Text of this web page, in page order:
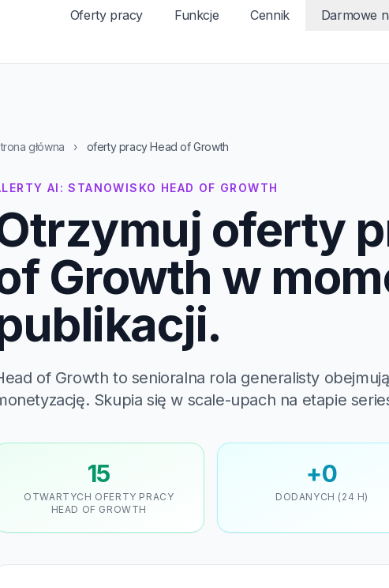
Oferty pracy Funkcje Cennik Darmowe
główna › oferty pracy Head of Growth
AI: STANOWISKO HEAD OF GROWTH
oferty
Growth w
of Growth to senioralna rola generalisty
Skupia się w scale-upach na etapie
15
OTWARTYCH OFERTY PRACY
HEAD OF GROWTH
+0
DODANYCH (24 H)